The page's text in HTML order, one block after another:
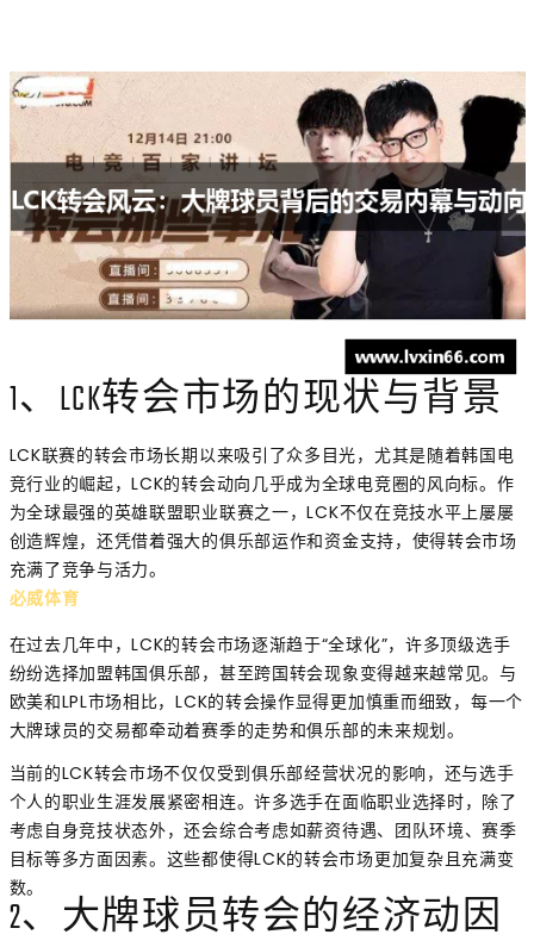
1、LCK转会市场的现状与背景
LCK联赛的转会市场长期以来吸引了众多目光，尤其是随着韩国电
竞行业的崛起，LCK的转会动向几乎成为全球电竞圈的风向标。作
为全球最强的英雄联盟职业联赛之一，LCK不仅在竞技水平上屡屡
创造辉煌，还凭借着强大的俱乐部运作和资金支持，使得转会市场
充满了竞争与活力。
必威体育
在过去几年中，LCK的转会市场逐渐趋于“全球化”，许多顶级选手
纷纷选择加盟韩国俱乐部，甚至跨国转会现象变得越来越常见。与
欧美和LPL市场相比，LCK的转会操作显得更加慎重而细致，每一个
大牌球员的交易都牵动着赛季的走势和俱乐部的未来规划。
当前的LCK转会市场不仅仅受到俱乐部经营状况的影响，还与选手
个人的职业生涯发展紧密相连。许多选手在面临职业选择时，除了
考虑自身竞技状态外，还会综合考虑如薪资待遇、团队环境、赛季
目标等多方面因素。这些都使得LCK的转会市场更加复杂且充满变
数。
2、大牌球员转会的经济动因